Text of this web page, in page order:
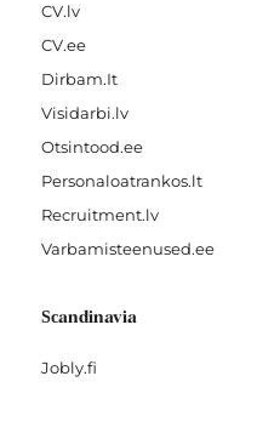
CV.lv
CV.ee
Dirbam.It
Visidarbi.lv
Otsintood.ee
Personaloatrankos.lt
Recruitment.lv
Varbamisteenused.ee
Scandinavia
Jobly.fi